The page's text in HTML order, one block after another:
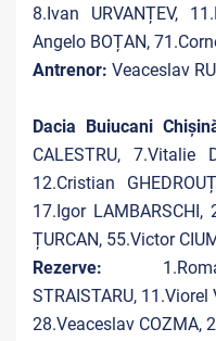
8.Ivan URVANȚEV,
Angelo BOȚAN,
Antrenor: Veaceslav
Dacia Buiucani
CALESTRU, 7.Vitalie
12.Cristian
17.Igor LAMBARSCHI,
ȚURCAN, 55.Victor
Rezerve: 1.Roman
STRAISTARU, 11.Viorel
28.Veaceslav COZMA,